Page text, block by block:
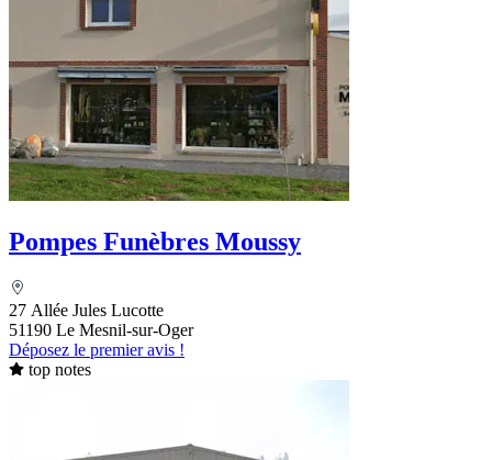
Pompes Funèbres Moussy
27 Allée Jules Lucotte
51190 Le Mesnil-sur-Oger
Déposez le premier avis !
top notes